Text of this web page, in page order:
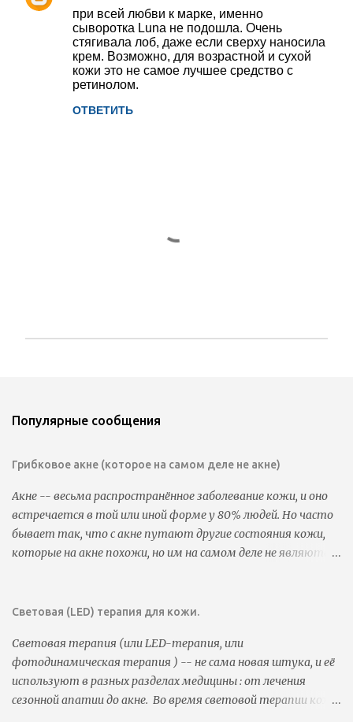
при всей любви к марке, именно
сыворотка Luna не подошла. Очень
стягивала лоб, даже если сверху наносила
крем. Возможно, для возрастной и сухой
кожи это не самое лучшее средство с
ретинолом.
ОТВЕТИТЬ
а
т
о
м
м
е
н
и
Популярные сообщения
Грибковое акне (которое на самом деле не акне)
Акне -- весьма распространённое заболевание кожи, и оно
встречается в той или иной форме у 80% людей. Но часто
бывает так, что с акне путают другие состояния кожи,
которые на акне похожи, но им на самом деле не являются.
результата нет. Такое может случиться из-за того, что
логично, что эти средства не помогают. Иногда при этом
состоянии используют антиакне-средства, которые
делают только хуже. Так, например, с акне путают
розацеа, простые раздражения, милиумы, но чаще всего с
Световая (LED) терапия для кожи.
Световая терапия (или LED-терапия, или
фотодинамическая терапия ) -- не сама новая штука, и её
используют в разных разделах медицины : от лечения
сезонной апатии до акне. Во время световой терапии кожа